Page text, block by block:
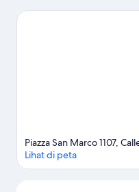
Palazzo Contarini del
Piazza San Marco 1107,
Lihat di peta